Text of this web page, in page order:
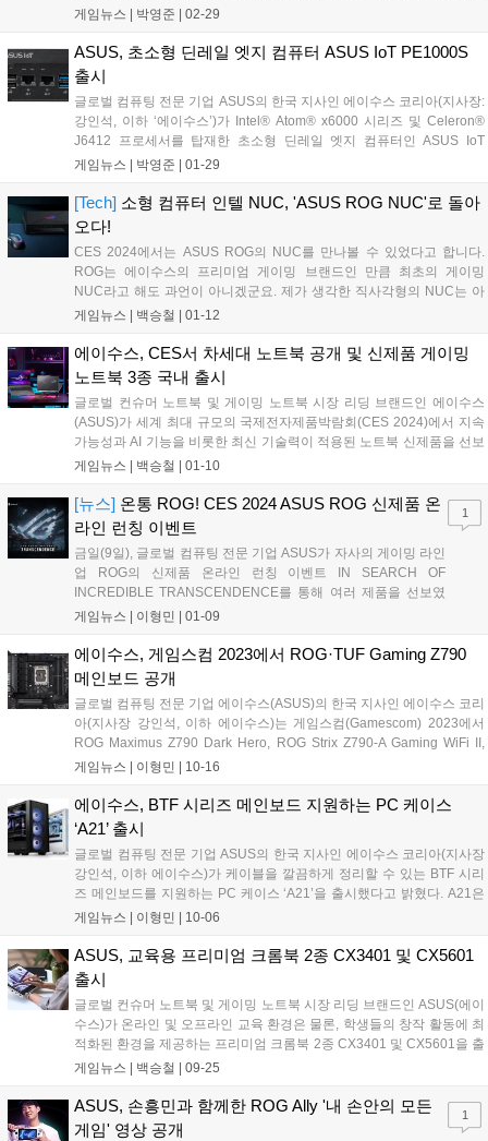
ASUS의 GeForce RTX 40시리즈 그래픽카드 기반의 조립 PC와 ProArt
게임뉴스 | 박영준 02-29
ASUS, 초소형 딘레일 엣지 컴퓨터 ASUS IoT PE1000S
출시
글로벌 컴퓨팅 전문 기업 ASUS의 한국 지사인 에이수스 코리아(지사장:
강인석, 이하 ‘에이수스’)가 Intel® Atom® x6000 시리즈 및 Celeron®
J6412 프로세서를 탑재한 초소형 딘레일 엣지 컴퓨터인 ASUS IoT
PE1000S를 출시했다고 전했다....
게임뉴스 | 박영준 01-29
[Tech] 소형 컴퓨터 인텔 NUC, 'ASUS ROG NUC'로 돌아
오다!
CES 2024에서는 ASUS ROG의 NUC를 만나볼 수 있었다고 합니다.
ROG는 에이수스의 프리미엄 게이밍 브랜드인 만큼 최초의 게이밍
NUC라고 해도 과언이 아니겠군요. 제가 생각한 직사각형의 NUC는 아
니지만, 게이밍 감성을 물씬 풍기는 NUC도 상당히 멋스럽다는 느낌이
없나라고 생각했습니다만 이게 웬걸, ASUS가 NUC에 대한 제품 생산을
이어 받아 출시한다는 소식에 기뻐했던 기억이 있습니다....
게임뉴스 | 백승철 01-12
에이수스, CES서 차세대 노트북 공개 및 신제품 게이밍
노트북 3종 국내 출시
글로벌 컨슈머 노트북 및 게이밍 노트북 시장 리딩 브랜드인 에이수스
(ASUS)가 세계 최대 규모의 국제전자제품박람회(CES 2024)에서 지속
가능성과 AI 기능을 비롯한 최신 기술력이 적용된 노트북 신제품을 선보
이고, 금일 게이밍 노트북 신제품 3종을 다양한 구매 혜택과 함께 출시한
트릭스 스카 18, ▲ ROG 스트릭스 G18, ▲ ROG 스트릭스 G16이다.
ROG의 플래그십 라인업인 스트릭스 시리즈는 최고 품질의 하드웨어에
다년간의 쿨링 노하우를 집약한 ROG 인텔리전트 쿨링 설계가 적용된
것이 특징이며, AI 프로그램 구동에 특화된 24코어 32스레드의 인텔 최
신 i9-14900HX 프로세서와 DLSS 3.0 및 지포스 RTX 4080 혹은 RTX
4090 GPU를 탑재해 게이밍 퍼포먼스를 한층 더 강화했다....
게임뉴스 | 백승철 01-10
[뉴스] 온통 ROG! CES 2024 ASUS ROG 신제품 온
라인 런칭 이벤트
금일(9일), 글로벌 컴퓨팅 전문 기업 ASUS가 자사의 게이밍 라인
업 ROG의 신제품 온라인 런칭 이벤트 IN SEARCH OF
INCREDIBLE TRANSCENDENCE를 통해 여러 제품을 선보였
다. 먼저, 지난 컴퓨텍스에서 공개했던 BTF(Advanced Back to
Z790...
게임뉴스 | 이형민 01-09
1
에이수스, 게임스컴 2023에서 ROG·TUF Gaming Z790
메인보드 공개
글로벌 컴퓨팅 전문 기업 에이수스(ASUS)의 한국 지사인 에이수스 코리
아(지사장 강인석, 이하 에이수스)는 게임스컴(Gamescom) 2023에서
ROG Maximus Z790 Dark Hero, ROG Strix Z790-A Gaming WiFi II,
TUF Gaming Z790-Pro WiFi 등 3종의 새로운 INTEL Z790 메인보드를
게임뉴스 | 이형민 10-16
에이수스, BTF 시리즈 메인보드 지원하는 PC 케이스
‘A21’ 출시
글로벌 컴퓨팅 전문 기업 ASUS의 한국 지사인 에이수스 코리아(지사장
강인석, 이하 에이수스)가 케이블을 깔끔하게 정리할 수 있는 BTF 시리
즈 메인보드를 지원하는 PC 케이스 ‘A21’을 출시했다고 밝혔다. A21은
블랙, 화이트 두 가지 컬러를 제공하며, 마이크로 ATX 및 미니 ITX 규격
게임뉴스 | 이형민 10-06
ASUS, 교육용 프리미엄 크롬북 2종 CX3401 및 CX5601
출시
글로벌 컨슈머 노트북 및 게이밍 노트북 시장 리딩 브랜드인 ASUS(에이
수스)가 온라인 및 오프라인 교육 환경은 물론, 학생들의 창작 활동에 최
적화된 환경을 제공하는 프리미엄 크롬북 2종 CX3401 및 CX5601을 출
시했다고 밝혔다. 크롬 OS를 기반으로 하는 크롬북은 빠른 부팅 속도와
각광받고 있다. 특히 최근 전국 학교 및 교육기관에서 에듀테크 환경 구
축을 확대하는 가운데, 에이수스는 이와 같은 교육 시장 트렌드에 발맞
게임뉴스 | 백승철 09-25
ASUS, 손흥민과 함께한 ROG Ally '내 손안의 모든
게임' 영상 공개
1